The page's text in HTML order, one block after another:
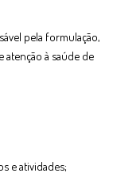
pela formulação,
atenção à saúde de
e atividades;